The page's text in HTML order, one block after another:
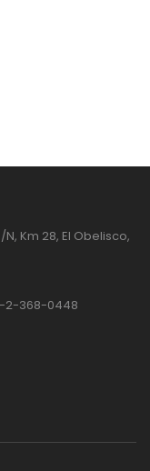
Km 28, El Obelisco,
2-368-0448